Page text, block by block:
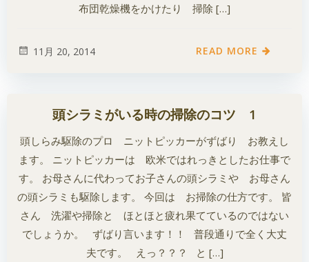
布団乾燥機をかけたり 掃除 […]
11月 20, 2014 READ MORE
頭シラミがいる時の掃除のコツ 1
頭しらみ駆除のプロ ニットピッカーがずばり お教えし
ます。 ニットピッカーは 欧米ではれっきとしたお仕事で
す。 お母さんに代わってお子さんの頭シラミや お母さん
の頭シラミも駆除します。 今回は お掃除の仕方です。 皆
さん 洗濯や掃除と ほとほと疲れ果てているのではない
でしょうか。 ずばり言います！！ 普段通りで全く大丈
夫です。 えっ？？？ と […]